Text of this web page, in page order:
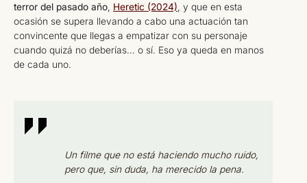
terror del pasado año Heretic (2024) , y que en esta
ocasión se supera llevando a cabo una actuación tan
convincente que llegas a empatizar con su personaje
cuando quizá no deberías… o sí. Eso ya queda en manos
de cada uno.
Un filme que no está haciendo mucho ruido,
pero que, sin duda, ha merecido la pena.